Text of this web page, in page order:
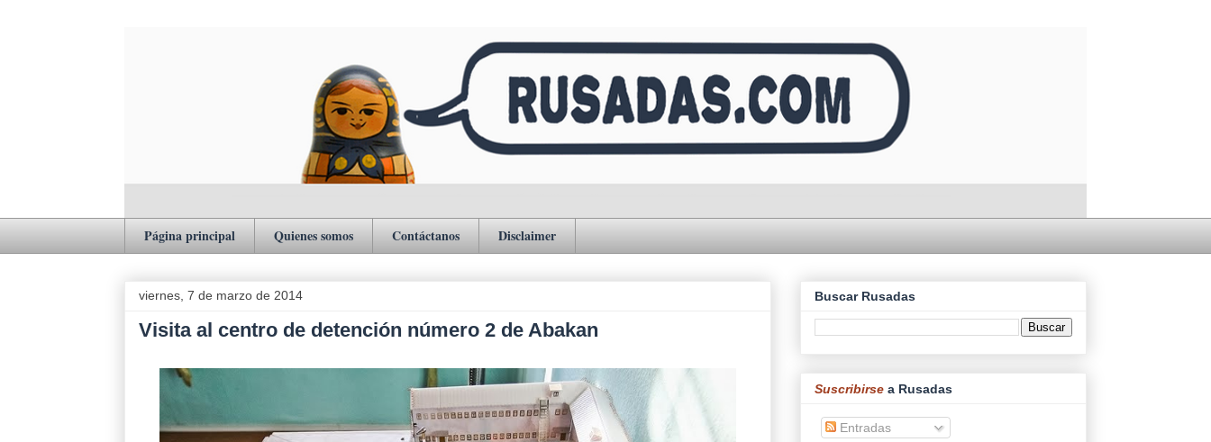
Página principal Quienes somos Contáctanos Disclaimer
viernes, 7 de marzo de 2014
Visita al centro de detención número 2 de Abakan
Buscar Rusadas
Suscribirse a Rusadas
Entradas